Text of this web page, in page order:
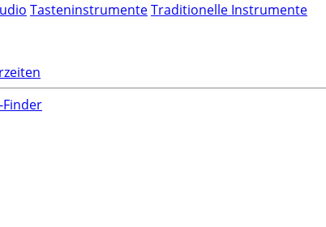
TasteninstrumenteTraditionelle Instrumente